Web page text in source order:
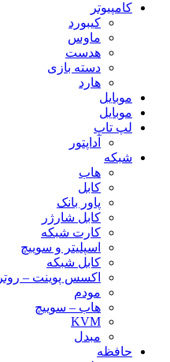
کامپیوتر
کیبورد
ماوس
هدست
دسته بازی
هارد
موبایل
موبایل
لپ تاپ
آداپتور
شبکه
هاب
کابل
پاور بانک
کابل شارژر
کارت شبکه
اسپلیتر و سوییچ
کابل شبکه
اکسس پوینت – روتر
مودم
هاب – سوییچ
KVM
مبدل
حافظه